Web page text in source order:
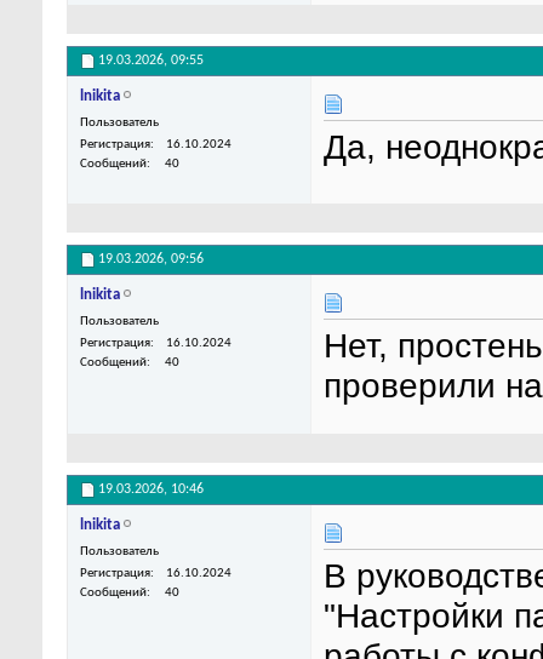
19.03.2026, 09:55
lnikita
Пользователь
Регистрация
16.10.2024
Сообщений
40 Да,
19.03.2026, 09:56
lnikita
Пользователь
Регистрация
16.10.2024
Сообщений
40
Нет,
проверили
19.03.2026, 10:46
lnikita
Пользователь
Регистрация
16.10.2024
Сообщений
40
В
"Настройки